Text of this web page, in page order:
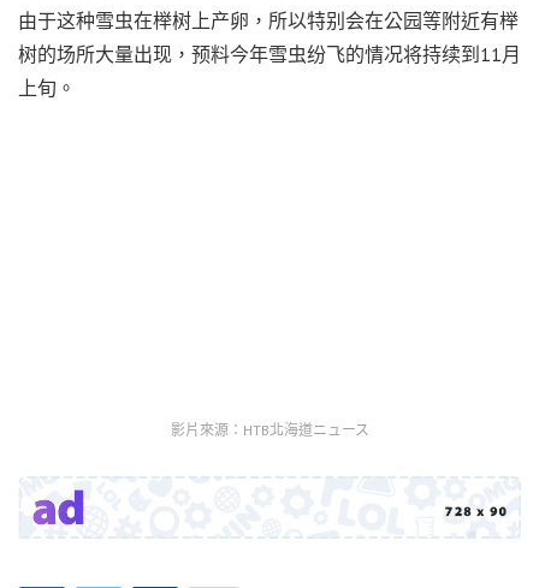
由于这种雪虫在榉树上产卵，所以特别会在公园等附近有榉
树的场所大量出现，预料今年雪虫纷飞的情况将持续到11月
上旬。
影片來源：HTB北海道ニュース